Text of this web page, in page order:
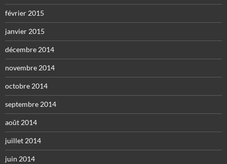
février 2015
janvier 2015
décembre 2014
novembre 2014
octobre 2014
septembre 2014
août 2014
juillet 2014
juin 2014